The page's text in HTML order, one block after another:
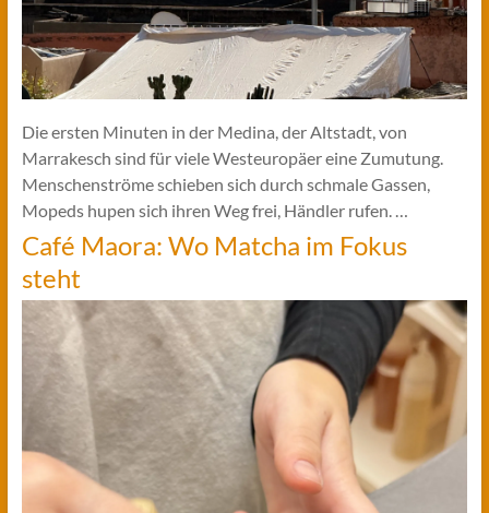
Die ersten Minuten in der Medina, der Altstadt, von
Marrakesch sind für viele Westeuropäer eine Zumutung.
Menschenströme schieben sich durch schmale Gassen,
Mopeds hupen sich ihren Weg frei, Händler rufen. …
Café Maora: Wo Matcha im Fokus
steht